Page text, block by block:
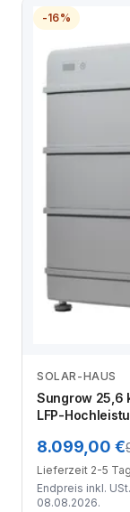
-16%
SOLAR-HAUS
Sungrow 25,6
LFP-
8.099,00 €
Lieferzeit 2-5
Endpreis inkl.
08.08.2026.